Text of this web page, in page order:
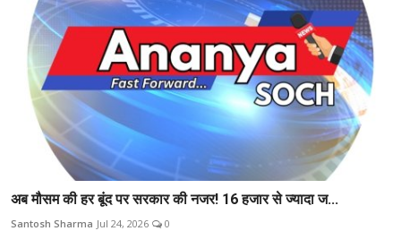
अब मौसम की हर बूंद पर सरकार की नजर! 16 हजार से ज्यादा ज...
Santosh Sharma Jul 24, 2026 0